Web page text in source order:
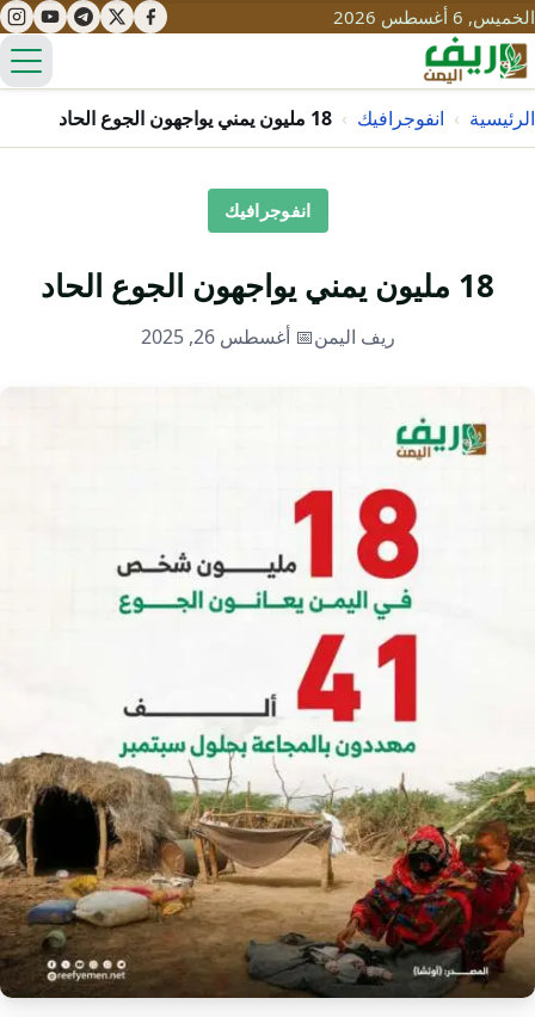
الخميس, 6 أغسطس 2026
مياه
قصص نجاح
ثقافة
محميات
تحديات
إرشاد زراعي
انفوجرافيك
قصص رقمية
الرئيسية › انفوجرافيك › 18 مليون يمني يواجهون الجوع الحاد
انفوجرافيك
18 مليون يمني يواجهون الجوع الحاد
ريف اليمن📅 أغسطس 26, 2025